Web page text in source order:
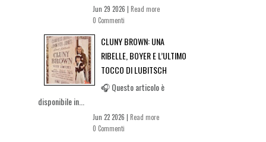
Jun 29 2026 | Read more
0 Commenti
CLUNY BROWN: UNA
RIBELLE, BOYER E L’ULTIMO
TOCCO DI LUBITSCH
🎧 Questo articolo è
disponibile in...
Jun 22 2026 | Read more
0 Commenti